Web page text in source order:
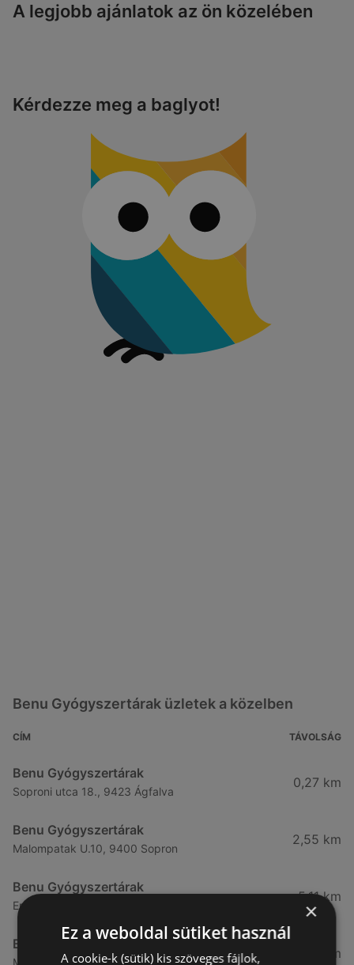
A legjobb ajánlatok az ön közelében
Kérdezze meg a baglyot!
Benu Gyógyszertárak üzletek a közelben
CÍM TÁVOLSÁG
Benu Gyógyszertárak
Soproni utca 18., 9423 Ágfalva
0,27 km
Benu Gyógyszertárak
Malompatak U.10, 9400 Sopron
2,55 km
Benu Gyógyszertárak
Erzsébet Utca 6, 9400 Sopron
5,11 km
Benu Gyógyszertárak
5,24 km
×
Ez a weboldal sütiket használ
A cookie-k (sütik) kis szöveges fájlok,